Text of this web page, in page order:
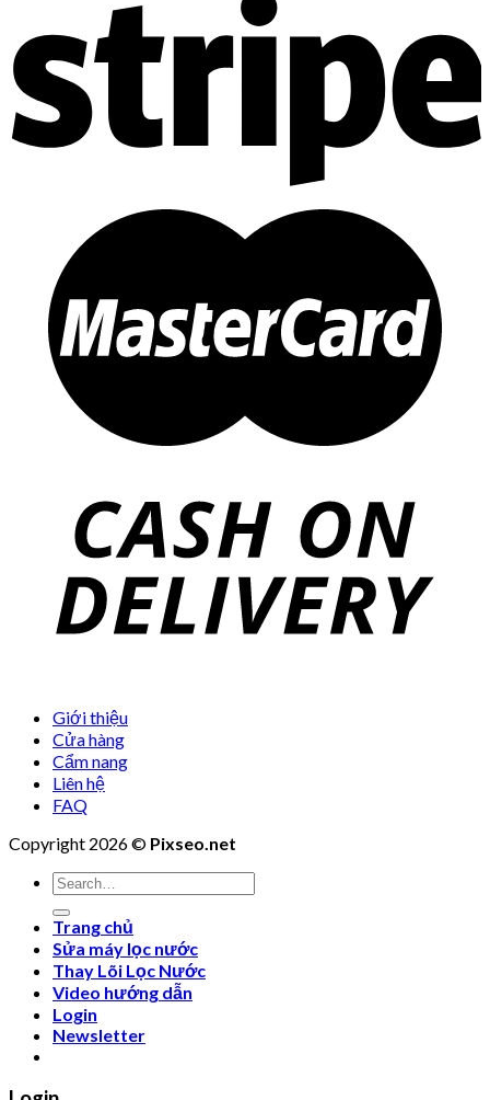
Giới thiệu
Cửa hàng
Cẩm nang
Liên hệ
FAQ
Copyright 2026 © Pixseo.net
Search
for:
Trang chủ
Sửa máy lọc nước
Thay Lõi Lọc Nước
Video hướng dẫn
Login
Newsletter